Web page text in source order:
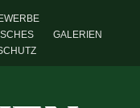
GALERIEN